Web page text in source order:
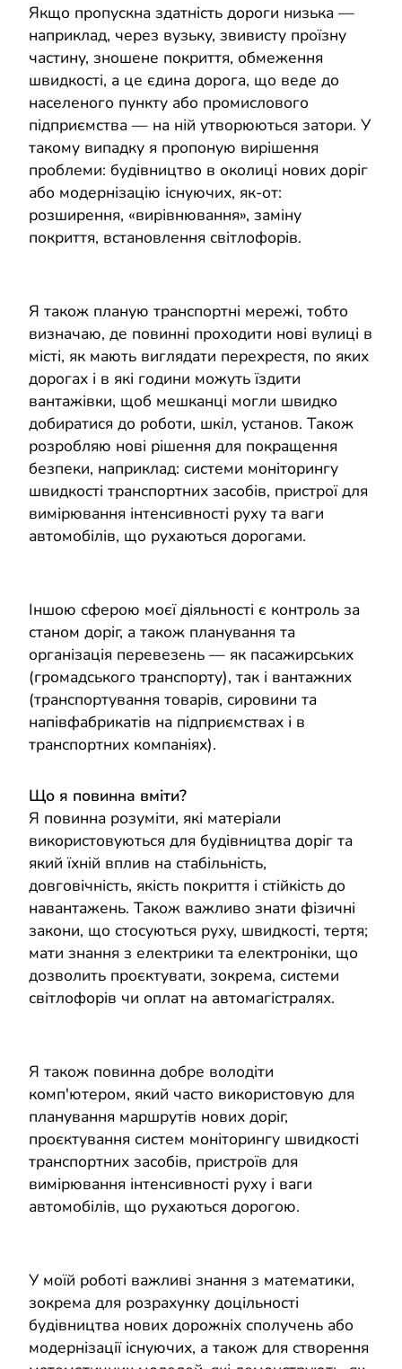
Якщо пропускна здатність дороги низька —
наприклад, через вузьку, звивисту проїзну
частину, зношене покриття, обмеження
швидкості, а це єдина дорога, що веде до
населеного пункту або промислового
підприємства — на ній утворюються затори. У
такому випадку я пропоную вирішення
проблеми: будівництво в околиці нових доріг
або модернізацію існуючих, як-от:
розширення, «вирівнювання», заміну
покриття, встановлення світлофорів.
Я також планую транспортні мережі, тобто
визначаю, де повинні проходити нові вулиці в
місті, як мають виглядати перехрестя, по яких
дорогах і в які години можуть їздити
вантажівки, щоб мешканці могли швидко
добиратися до роботи, шкіл, установ. Також
розробляю нові рішення для покращення
безпеки, наприклад: системи моніторингу
швидкості транспортних засобів, пристрої для
вимірювання інтенсивності руху та ваги
автомобілів, що рухаються дорогами.
Іншою сферою моєї діяльності є контроль за
станом доріг, а також планування та
організація перевезень — як пасажирських
(громадського транспорту), так і вантажних
(транспортування товарів, сировини та
напівфабрикатів на підприємствах і в
транспортних компаніях).
Що я повинна вміти?
Я повинна розуміти, які матеріали
використовуються для будівництва доріг та
який їхній вплив на стабільність,
довговічність, якість покриття і стійкість до
навантажень. Також важливо знати фізичні
закони, що стосуються руху, швидкості, тертя;
мати знання з електрики та електроніки, що
дозволить проєктувати, зокрема, системи
світлофорів чи оплат на автомагістралях.
Я також повинна добре володіти
комп'ютером, який часто використовую для
планування маршрутів нових доріг,
проєктування систем моніторингу швидкості
транспортних засобів, пристроїв для
вимірювання інтенсивності руху і ваги
автомобілів, що рухаються дорогою.
У моїй роботі важливі знання з математики,
зокрема для розрахунку доцільності
будівництва нових дорожніх сполучень або
модернізації існуючих, а також для створення